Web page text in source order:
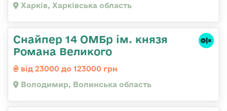
Харків, Харківська область
Снайпер 14 ОМБр ім. князя
Романа Великого
від 23000 до 123000 грн
Володимир, Волинська область